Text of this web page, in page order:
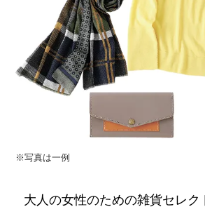
※写真は一例
大人の女性のための雑貨セレク